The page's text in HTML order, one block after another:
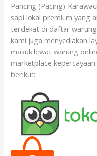
Pancing (Pacing)-
sapi lokal premium yang
terdekat di daftar
kami juga menyediakan
masuk lewat warung
marketplace
berikut: